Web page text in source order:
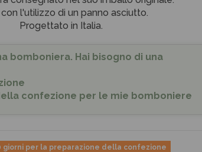
l'utilizzo di un panno asciutto.
Progettato in Italia.
bomboniera. Hai bisogno di una
confezione per le mie bomboniere
giorni per la preparazione della confezione